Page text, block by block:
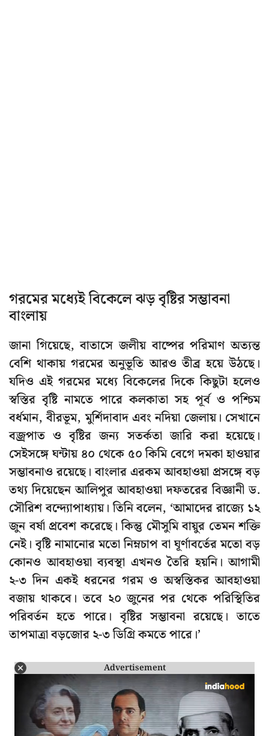
গরমের মধ্যেই বিকেলে ঝড় বৃষ্টির সম্ভাবনা
বাংলায়
জানা গিয়েছে, বাতাসে জলীয় বাষ্পের পরিমাণ অত্যন্ত
বেশি থাকায় গরমের অনুভূতি আরও তীব্র হয়ে উঠছে।
যদিও এই গরমের মধ্যে বিকেলের দিকে কিছুটা হলেও
স্বস্তির বৃষ্টি নামতে পারে কলকাতা সহ পূর্ব ও পশ্চিম
বর্ধমান, বীরভূম, মুর্শিদাবাদ এবং নদিয়া জেলায়। সেখানে
বজ্রপাত ও বৃষ্টির জন্য সতর্কতা জারি করা হয়েছে।
সেইসঙ্গে ঘন্টায় ৪০ থেকে ৫০ কিমি বেগে দমকা হাওয়ার
সম্ভাবনাও রয়েছে। বাংলার এরকম আবহাওয়া প্রসঙ্গে বড়
তথ্য দিয়েছেন আলিপুর আবহাওয়া দফতরের বিজ্ঞানী ড.
সৌরিশ বন্দ্যোপাধ্যায়। তিনি বলেন, ‘আমাদের রাজ্যে ১২
জুন বর্ষা প্রবেশ করেছে। কিন্তু মৌসুমি বায়ুর তেমন শক্তি
নেই। বৃষ্টি নামানোর মতো নিম্নচাপ বা ঘূর্ণাবর্তের মতো বড়
কোনও আবহাওয়া ব্যবস্থা এখনও তৈরি হয়নি। আগামী
২-৩ দিন একই ধরনের গরম ও অস্বস্তিকর আবহাওয়া
বজায় থাকবে। তবে ২০ জুনের পর থেকে পরিস্থিতির
পরিবর্তন হতে পারে। বৃষ্টির সম্ভাবনা রয়েছে। তাতে
তাপমাত্রা বড়জোর ২-৩ ডিগ্রি কমতে পারে।’
Advertisement